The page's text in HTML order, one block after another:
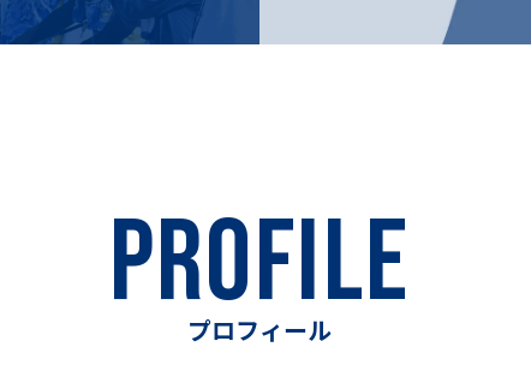
PROFILE
プロフィール